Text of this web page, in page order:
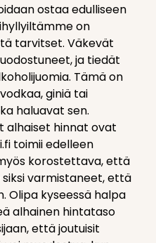
ostaa edulliseen
on
tarvitset. Väkevät
ja tiedät
Tämä on
giniä tai
haluavat sen.
alhaiset hinnat ovat
toimii edelleen
korostettava, että
varmistaneet, että
Olipa kyseessä halpa
alhainen hintataso
että joutuisit